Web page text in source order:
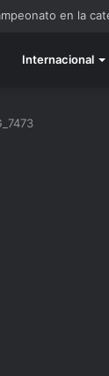
en la
Internacional